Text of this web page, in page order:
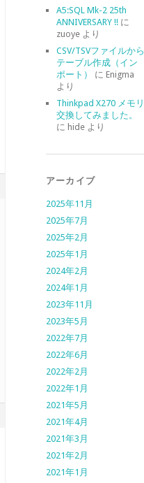
A5:SQL Mk-2 25th
ANNIVERSARY !!に
zuoyeより
CSV/TSVファイルから
テーブル作成（イン
ポート）
に Enigma
より
Thinkpad X270 メモリ
交換してみました。
に hideより
アーカイブ
2025年11月
2025年7月
2025年2月
2025年1月
2024年2月
2024年1月
2023年11月
2023年5月
2022年7月
2022年6月
2022年2月
2022年1月
2021年5月
2021年4月
2021年3月
2021年2月
2021年1月